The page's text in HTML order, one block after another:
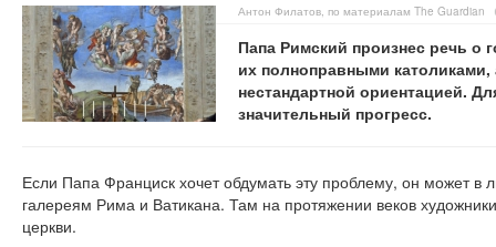
Антон Филатов, по материалам The Guardian
Папа Римский произнес речь о
их полноправными
нестандартной ориентацией.
значительный прогресс.
Если Папа Франциск хочет обдумать эту проблему, он может в
галереям Рима и Ватикана. Там на протяжении веков
церкви.